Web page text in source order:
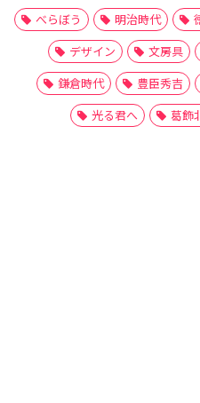
べらぼう
明治時代
デザイン
文房具
鎌倉時代
豊臣秀吉
光る君へ
葛飾